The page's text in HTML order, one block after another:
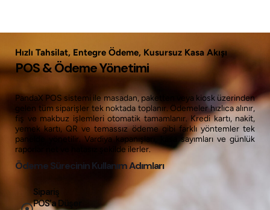
Hızlı Tahsilat, Entegre Ödeme, Kusursuz Kasa Akışı
POS & Ödeme Yönetimi
PandaX POS sistemi ile masadan, paketten veya kiosk üzerinden
gelen tüm siparişler tek noktada toplanır. Ödemeler hızlıca alınır,
fiş ve makbuz işlemleri otomatik tamamlanır. Kredi kartı, nakit,
yemek kartı, QR ve temassız ödeme gibi farklı yöntemler tek
panelde yönetilir. Vardiya kapanışları, kasa sayımları ve günlük
raporlar net ve hatasız şekilde ilerler.
Ödeme Sürecinin Kullanım Adımları
Sipariş
POS’a Düşer